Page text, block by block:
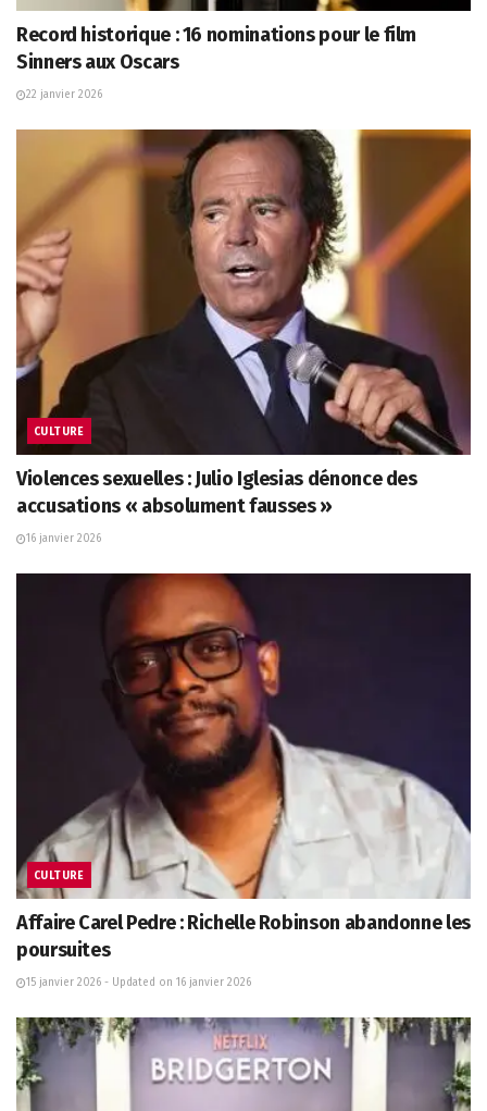
Record historique : 16 nominations pour le film
Sinners aux Oscars
22 janvier 2026
CULTURE
Violences sexuelles : Julio Iglesias dénonce des
accusations « absolument fausses »
16 janvier 2026
CULTURE
Affaire Carel Pedre : Richelle Robinson abandonne les
poursuites
15 janvier 2026 - Updated on 16 janvier 2026